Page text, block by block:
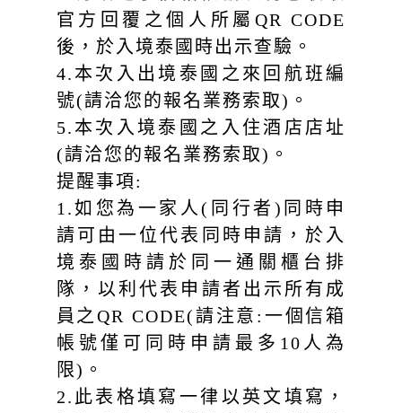
官方回覆之個人所屬QR CODE
後，於入境泰國時出示查驗。
4.本次入出境泰國之來回航班編
號(請洽您的報名業務索取)。
5.本次入境泰國之入住酒店店址
(請洽您的報名業務索取)。
提醒事項:
1.如您為一家人(同行者)同時申
請可由一位代表同時申請，於入
境泰國時請於同一通關櫃台排
隊，以利代表申請者出示所有成
員之QR CODE(請注意:一個信箱
帳號僅可同時申請最多10人為
限)。
2.此表格填寫一律以英文填寫，